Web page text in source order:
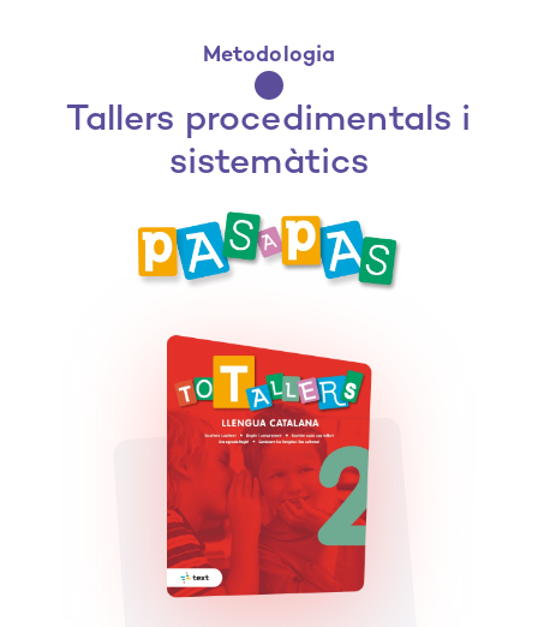
Metodologia
Tallers procedimentals i
sistemàtics